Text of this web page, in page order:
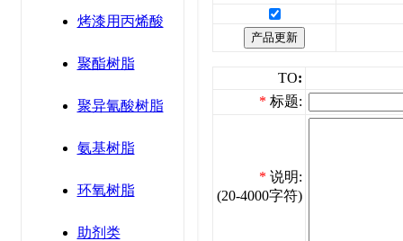
烤漆用丙烯酸
聚酯树脂
聚异氰酸树脂
氨基树脂
环氧树脂
助剂类
TO:
* 标题:
* 说明:
(20-4000字符)